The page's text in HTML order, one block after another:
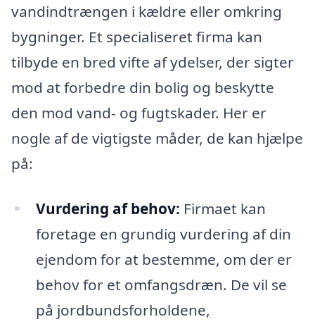
vandindtrængen i kældre eller omkring
bygninger. Et specialiseret firma kan
tilbyde en bred vifte af ydelser, der sigter
mod at forbedre din bolig og beskytte
den mod vand- og fugtskader. Her er
nogle af de vigtigste måder, de kan hjælpe
på:
Vurdering af behov: Firmaet kan
foretage en grundig vurdering af din
ejendom for at bestemme, om der er
behov for et omfangsdræn. De vil se
på jordbundsforholdene,